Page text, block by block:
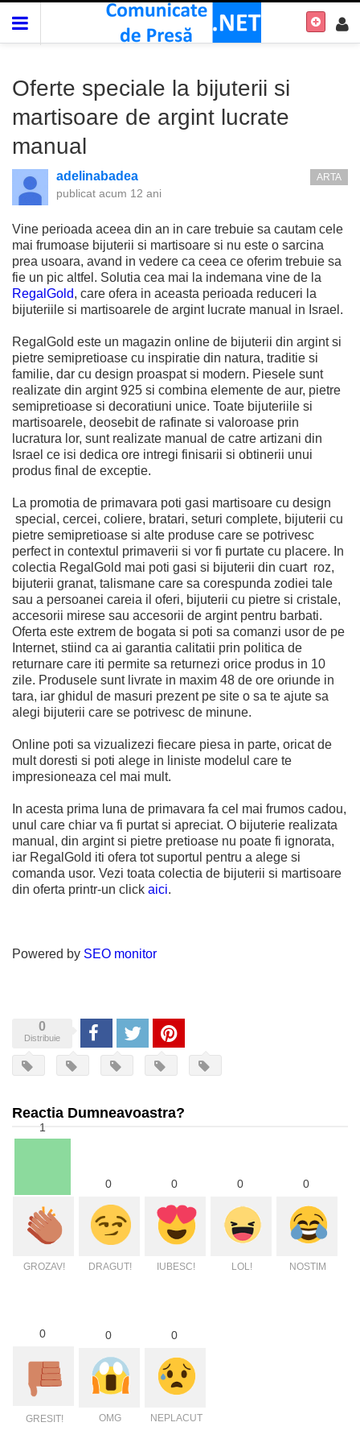
Oferte speciale la bijuterii si
martisoare de argint lucrate
manual
adelinabadea
publicat acum 12 ani
ARTA
Vine perioada aceea din an in care trebuie sa cautam cele
mai frumoase bijuterii si martisoare si nu este o sarcina
prea usoara, avand in vedere ca ceea ce oferim trebuie sa
fie un pic altfel. Solutia cea mai la indemana vine de la
RegalGold, care ofera in aceasta perioada reduceri la
bijuteriile si martisoarele de argint lucrate manual in Israel.
RegalGold este un magazin online de bijuterii din argint si
pietre semipretioase cu inspiratie din natura, traditie si
familie, dar cu design proaspat si modern. Piesele sunt
realizate din argint 925 si combina elemente de aur, pietre
semipretioase si decoratiuni unice. Toate bijuteriile si
martisoarele, deosebit de rafinate si valoroase prin
lucratura lor, sunt realizate manual de catre artizani din
Israel ce isi dedica ore intregi finisarii si obtinerii unui
produs final de exceptie.
La promotia de primavara poti gasi martisoare cu design
special, cercei, coliere, bratari, seturi complete, bijuterii cu
pietre semipretioase si alte produse care se potrivesc
perfect in contextul primaverii si vor fi purtate cu placere. In
colectia RegalGold mai poti gasi si bijuterii din cuart roz,
bijuterii granat, talismane care sa corespunda zodiei tale
sau a persoanei careia il oferi, bijuterii cu pietre si cristale,
accesorii mirese sau accesorii de argint pentru barbati.
Oferta este extrem de bogata si poti sa comanzi usor de pe
Internet, stiind ca ai garantia calitatii prin politica de
returnare care iti permite sa returnezi orice produs in 10
zile. Produsele sunt livrate in maxim 48 de ore oriunde in
tara, iar ghidul de masuri prezent pe site o sa te ajute sa
alegi bijuterii care se potrivesc de minune.
Online poti sa vizualizezi fiecare piesa in parte, oricat de
mult doresti si poti alege in liniste modelul care te
impresioneaza cel mai mult.
In acesta prima luna de primavara fa cel mai frumos cadou,
unul care chiar va fi purtat si apreciat. O bijuterie realizata
manual, din argint si pietre pretioase nu poate fi ignorata,
iar RegalGold iti ofera tot suportul pentru a alege si
comanda usor. Vezi toata colectia de bijuterii si martisoare
din oferta printr-un click aici.
Powered by SEO monitor
0
Distribuie Share Tweet Pinterest
Reactia Dumneavoastra?
1
GROZAV!
0
DRAGUT!
0
IUBESC!
0
LOL!
0
NOSTIM
0
GRESIT!
0
OMG
0
NEPLACUT